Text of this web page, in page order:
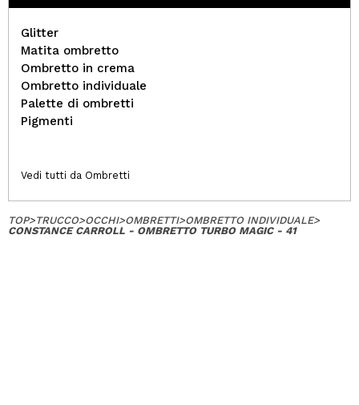
Glitter
Matita ombretto
Ombretto in crema
Ombretto individuale
Palette di ombretti
Pigmenti
Vedi tutti da Ombretti
TOP>TRUCCO>OCCHI>OMBRETTI>OMBRETTO INDIVIDUALE>
CONSTANCE CARROLL - OMBRETTO TURBO MAGIC - 41